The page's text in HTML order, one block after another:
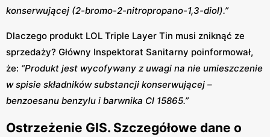
konserwującej (2-bromo-2-nitropropano-1,3-diol).”
Dlaczego produkt LOL Triple Layer Tin musi zniknąć ze
sprzedaży? Główny Inspektorat Sanitarny poinformował,
że: “Produkt jest wycofywany z uwagi na nie umieszczenie
w spisie składników substancji konserwującej –
benzoesanu benzylu i barwnika Cl 15865.”
Ostrzeżenie GIS. Szczegółowe dane o